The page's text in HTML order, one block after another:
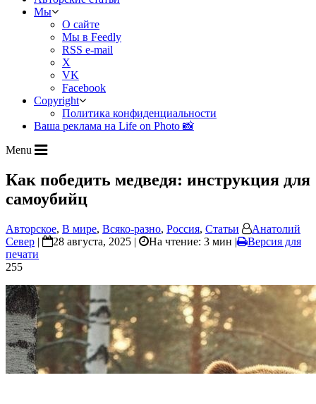
Мы
О сайте
Мы в Feedly
RSS e-mail
X
VK
Facebook
Copyright
Политика конфиденциальности
Ваша реклама на Life on Photo 📸
Menu
Как победить медведя: инструкция для
самоубийц
Авторское, В мире, Всяко-разно, Россия, Статьи
Анатолий
Север | 28 августа, 2025 | На чтение: 3 мин |
Версия для
печати
255